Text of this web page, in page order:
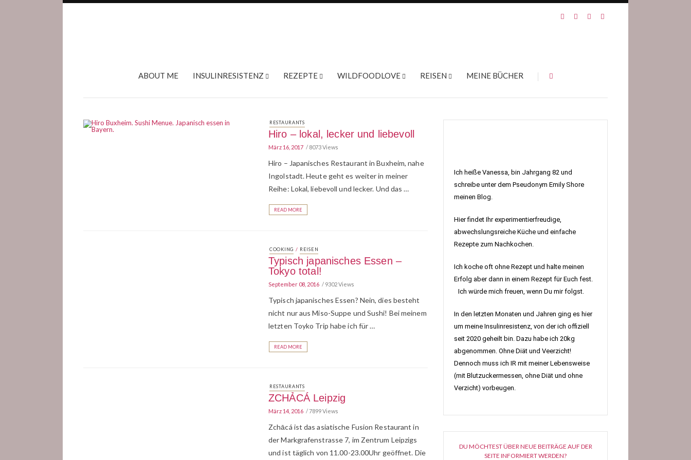
ABOUT ME INSULINRESISTENZ REZEPTE WILDFOODLOVE REISEN MEINE BÜCHER
RESTAURANTS
Hiro – lokal, lecker und liebevoll
März 16, 2017 8073 Views
Hiro – Japanisches Restaurant in Buxheim, nahe
Ingolstadt. Heute geht es weiter in meiner
Reihe: Lokal, liebevoll und lecker. Und das …
READ MORE
COOKING / REISEN
Typisch japanisches Essen –
Tokyo total!
September 08, 2016 9302 Views
Typisch japanisches Essen? Nein, dies besteht
nicht nur aus Miso-Suppe und Sushi! Bei meinem
letzten Toyko Trip habe ich für …
READ MORE
RESTAURANTS
ZCHẢCÁ Leipzig
März 14, 2016 7899 Views
Zchācá ist das asiatische Fusion Restaurant in
der Markgrafenstrasse 7, im Zentrum Leipzigs
und ist täglich von 11.00-23.00Uhr geöffnet. Die
Ich heiße Vanessa, bin Jahrgang 82 und
schreibe unter dem Pseudonym Emily Shore
meinen Blog.
Hier findet Ihr experimentierfreudige,
abwechslungsreiche Küche und einfache
Rezepte zum Nachkochen.
Ich koche oft ohne Rezept und halte meinen
Erfolg aber dann in einem Rezept für Euch fest.
Ich würde mich freuen, wenn Du mir folgst.
In den letzten Monaten und Jahren ging es hier
um meine Insulinresistenz, von der ich offiziell
seit 2020 geheilt bin. Dazu habe ich 20kg
abgenommen. Ohne Diät und Veerzicht!
Dennoch muss ich IR mit meiner Lebensweise
(mit Blutzuckermessen, ohne Diät und ohne
Verzicht) vorbeugen.
DU MÖCHTEST ÜBER NEUE BEITRÄGE AUF DER
SEITE INFORMIERT WERDEN?